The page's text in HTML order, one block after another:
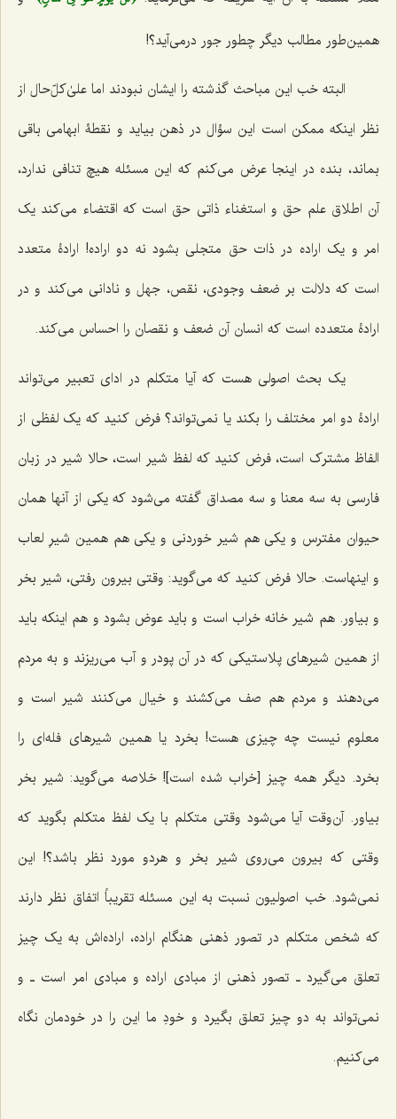
همین‌طور مطالب دیگر چطور جور درمى‌آید؟!
البته خب این مباحث گذشته را ایشان نبودند اما علیٰ‌کلّ‌حال از
نظر اینکه ممکن است این سؤال در ذهن بیاید و نقطۀ ابهامى باقى
بماند، بنده در اینجا عرض مى‌کنم که این مسئله هیچ تنافى ندارد،
آن اطلاق علم حق و استغناء ذاتى حق است که اقتضاء مى‌کند یک
امر و یک اراده در ذات حق متجلى بشود نه دو اراده! ارادۀ متعدد
است که دلالت بر ضعف وجودى، نقص، جهل و نادانى مى‌کند و در
ارادۀ متعدده است که انسان آن ضعف و نقصان را احساس مى‌کند.
یک بحث اصولى هست‌ که آیا متکلم در اداى تعبیر مى‌تواند
ارادۀ دو امر مختلف را بکند یا نمى‌تواند؟ فرض کنید که یک لفظى از
الفاظ مشترک است، فرض کنید که لفظ شیر است، حالا شیر در زبان
فارسى به سه معنا و سه مصداق گفته مى‌شود که یکى از آنها همان
حیوان مفترس و یکى هم شیر خوردنى و یکى هم همین شیرِ لعاب
و اینهاست. حالا فرض کنید که مى‌گوید: وقتى بیرون رفتى، شیر بخر
و بیاور. هم شیر خانه خراب است و باید عوض بشود و هم اینکه باید
از همین شیرهاى پلاستیکى که در آن پودر و آب مى‌ریزند و به مردم
مى‌دهند و مردم هم صف مى‌کشند و خیال مى‌کنند شیر است و
معلوم نیست چه چیزی هست! بخرد یا همین شیرهای فله‌اى را
بخرد. دیگر همه چیز [خراب شده است]! خلاصه می‌گوید: شیر بخر
بیاور. آن‌وقت آیا مى‌شود وقتی متکلم با یک لفظ متکلم بگوید که
وقتى که بیرون مى‌روى شیر بخر و هردو مورد نظر باشد؟! این
نمى‌شود. خب اصولیون نسبت به این مسئله تقریباً اتفاق نظر دارند
که شخص متکلم در تصور ذهنى هنگام اراده، اراده‌اش به یک چیز
تعلق مى‌گیرد ـ تصور ذهنى از مبادى اراده و مبادى امر است ـ و
نمی‌تواند به دو چیز تعلق بگیرد و خودِ ما این را در خودمان نگاه
مى‌کنیم.